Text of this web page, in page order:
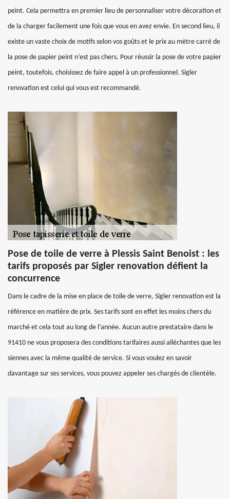
peint. Cela permettra en premier lieu de personnaliser votre décoration et
de la charger facilement une fois que vous en avez envie. En second lieu, il
existe un vaste choix de motifs selon vos goûts et le prix au mètre carré de
la pose de papier peint n’est pas chers. Pour réussir la pose de votre papier
peint, toutefois, choisissez de faire appel à un professionnel. Sigler
renovation est celui qui vous est recommandé.
Pose de toile de verre à Plessis Saint Benoist : les
tarifs proposés par Sigler renovation défient la
concurrence
Dans le cadre de la mise en place de toile de verre, Sigler renovation est la
référence en matière de prix. Ses tarifs sont en effet les moins chers du
marché et cela tout au long de l’année. Aucun autre prestataire dans le
91410 ne vous proposera des conditions tarifaires aussi alléchantes que les
siennes avec la même qualité de service. Si vous voulez en savoir
davantage sur ses services, vous pouvez appeler ses chargés de clientèle.